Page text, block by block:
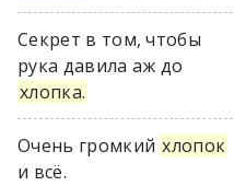
Секрет в том, чтобы
рука давила аж до
хлопка.
Очень громкий хлопок
и всё.